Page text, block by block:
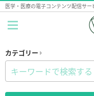
医学・医療の電子コンテンツ配信サー
カテゴリー